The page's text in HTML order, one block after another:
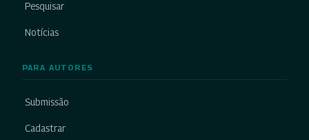
Pesquisar
Notícias
PARA AUTORES
Submissão
Cadastrar